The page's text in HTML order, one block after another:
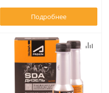
Подробнее